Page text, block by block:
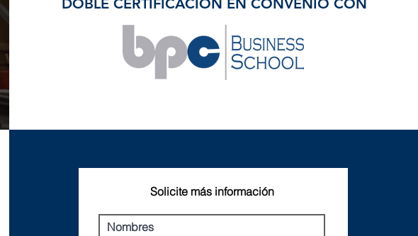
DOBLE CERTIFICACIÓN EN CONVENIO CON
Solicite más información